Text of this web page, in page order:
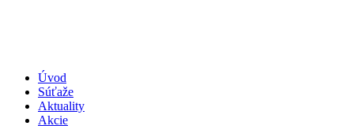
Úvod
Súťaže
Aktuality
Akcie